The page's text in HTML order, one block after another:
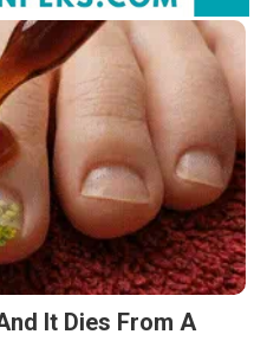
It Dies From A